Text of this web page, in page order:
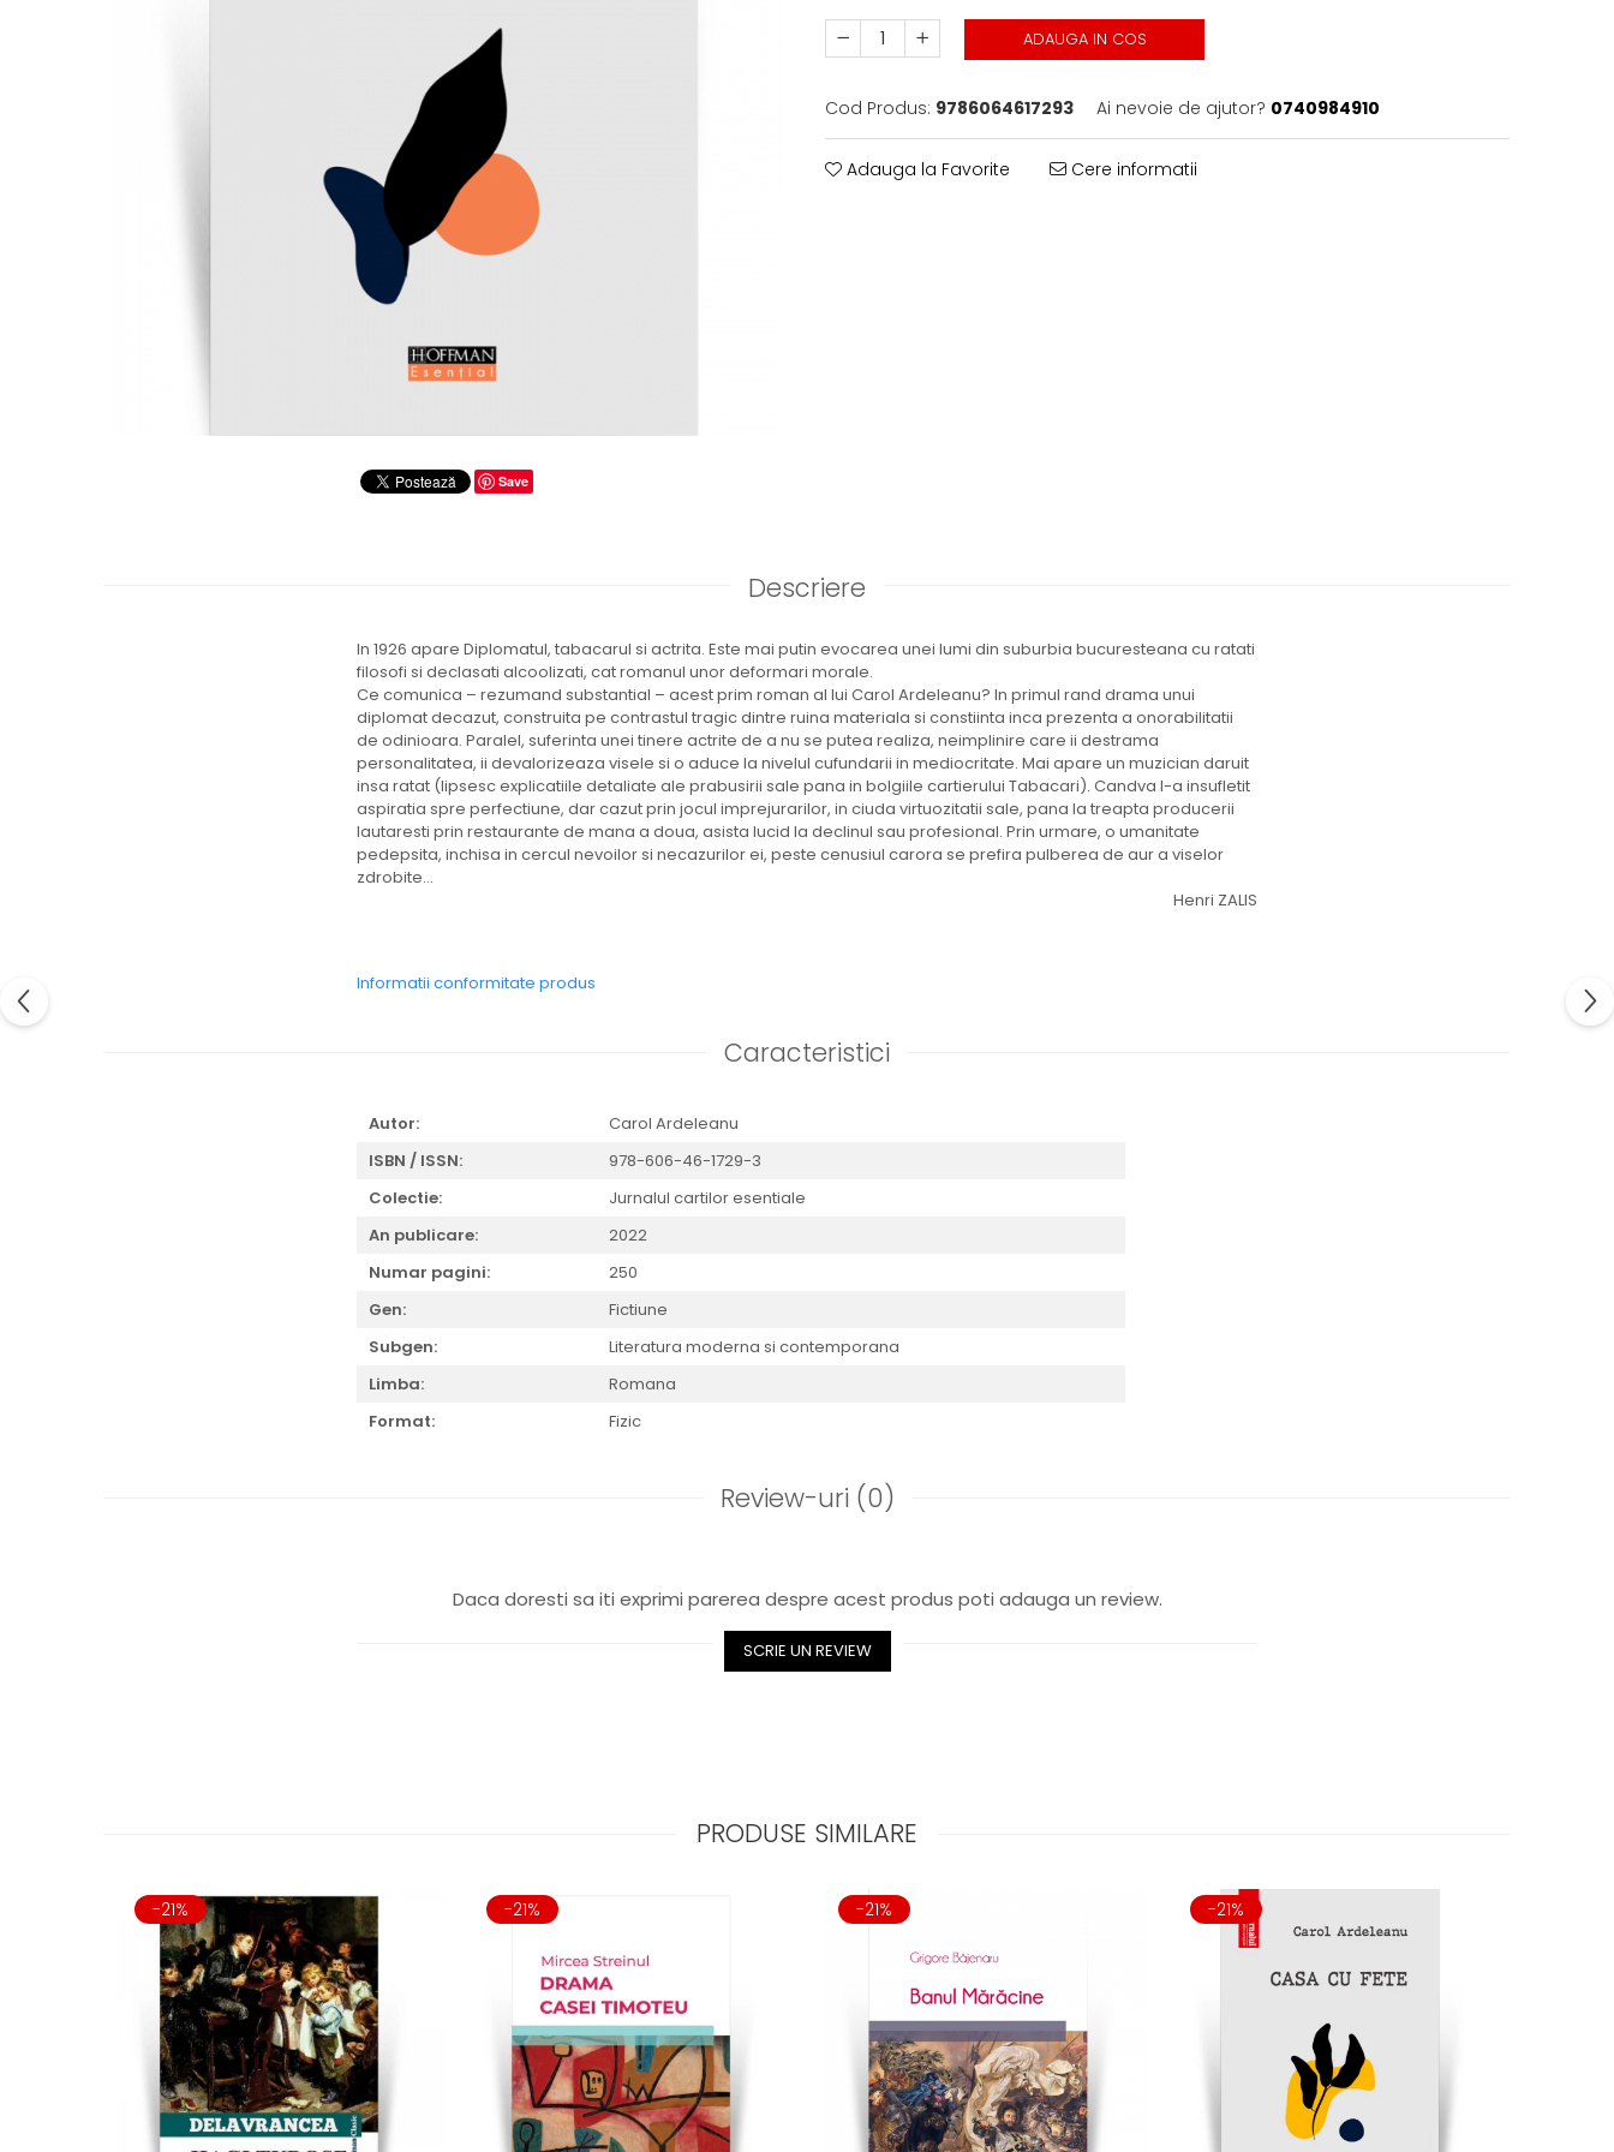
Save
ADAUGA IN COS
Cod Produs: 9786064617293 Ai nevoie de ajutor? 0740984910
Adauga la Favorite Cere informatii
Descriere
In 1926 apare Diplomatul, tabacarul si actrita. Este mai putin evocarea unei lumi din suburbia bucuresteana cu ratati
filosofi si declasati alcoolizati, cat romanul unor deformari morale.
Ce comunica – rezumand substantial – acest prim roman al lui Carol Ardeleanu? In primul rand drama unui
diplomat decazut, construita pe contrastul tragic dintre ruina materiala si constiinta inca prezenta a onorabilitatii
de odinioara. Paralel, suferinta unei tinere actrite de a nu se putea realiza, neimplinire care ii destrama
personalitatea, ii devalorizeaza visele si o aduce la nivelul cufundarii in mediocritate. Mai apare un muzician daruit
insa ratat (lipsesc explicatiile detaliate ale prabusirii sale pana in bolgiile cartierului Tabacari). Candva l-a insufletit
aspiratia spre perfectiune, dar cazut prin jocul imprejurarilor, in ciuda virtuozitatii sale, pana la treapta producerii
lautaresti prin restaurante de mana a doua, asista lucid la declinul sau profesional. Prin urmare, o umanitate
pedepsita, inchisa in cercul nevoilor si necazurilor ei, peste cenusiul carora se prefira pulberea de aur a viselor
zdrobite...
Henri ZALIS
Informatii conformitate produs
Caracteristici
Autor:
Carol Ardeleanu
ISBN / ISSN:
978-606-46-1729-3
Colectie:
Jurnalul cartilor esentiale
An publicare:
2022
Numar pagini:
250
Gen:
Fictiune
Subgen:
Literatura moderna si contemporana
Limba:
Romana
Format:
Fizic
Review-uri (0)
Daca doresti sa iti exprimi parerea despre acest produs poti adauga un review.
SCRIE UN REVIEW
PRODUSE SIMILARE
-21% -21% -21% -21%